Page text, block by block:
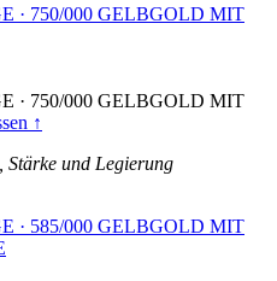
· 750/000 GELBGOLD MIT
· 750/000 GELBGOLD MIT
↑
Stärke und Legierung
· 585/000 GELBGOLD MIT